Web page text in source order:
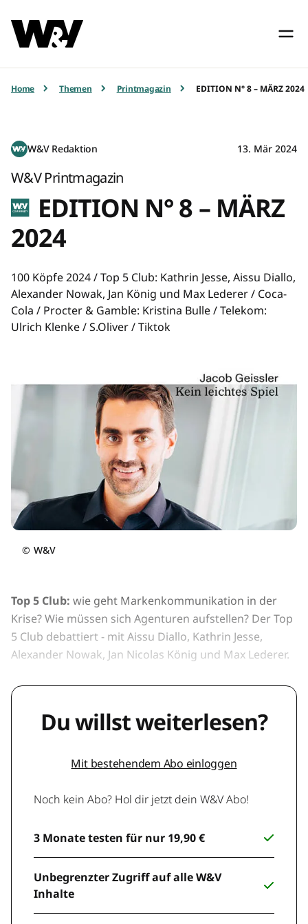
Home Themen Printmagazin EDITION N° 8 – MÄRZ 2024
W&V Redaktion 13. Mär 2024
W&V Printmagazin
EDITION N° 8 – MÄRZ
2024
100 Köpfe 2024 / Top 5 Club: Kathrin Jesse, Aissu Diallo,
Alexander Nowak, Jan König und Max Lederer / Coca-
Cola / Procter & Gamble: Kristina Bulle / Telekom:
Ulrich Klenke / S.Oliver / Tiktok
© W&V
Top 5 Club: wie geht Markenkommunikation in der
Krise? Wie müssen sich Agenturen aufstellen? Der Top
5 Club debattiert - mit Aissu Diallo, Kathrin Jesse,
Alexander Nowak, Jan Nicolas König und Max Lederer.
Du willst weiterlesen?
Mit bestehendem Abo einloggen
Noch kein Abo? Hol dir jetzt dein W&V Abo!
3 Monate testen für nur 19,90 €
Unbegrenzter Zugriff auf alle W&V
Inhalte